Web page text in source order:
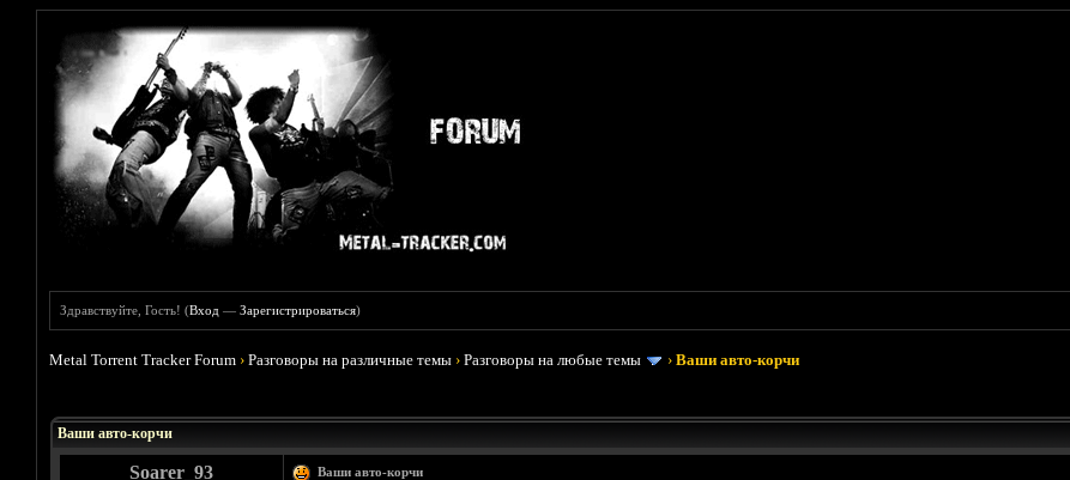
Здравствуйте, Гость! (Вход —Зарегистрироваться)
Metal Torrent Tracker Forum ›Разговоры на различные темы ›Разговоры на любые темы ›Ваши авто-корчи
Ваши авто-корчи
Soarer_93 Ваши авто-корчи